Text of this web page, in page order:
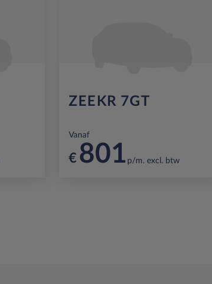
ZEEKR 7GT
Vanaf
€ 801 p/m. excl. btw